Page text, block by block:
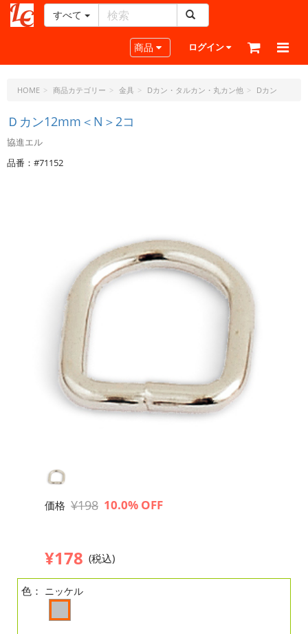
ー
ラ
ト・
ド
ッ
ト・
すべて
Toggle navigation
商品 ログイン
HOME 商品カテゴリー 金具 Dカン・タルカン・丸カン他 Dカン
Ｄカン12mm＜N＞2コ
協進エル
品番：#71152
価格 ¥198 10.0% OFF
¥178 (税込)
色： ニッケル